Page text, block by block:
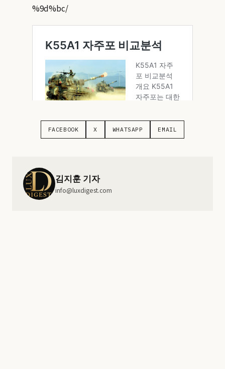
%9d%bc/
FACEBOOK X WHATSAPP EMAIL
김지훈 기자
info@luxdigest.com